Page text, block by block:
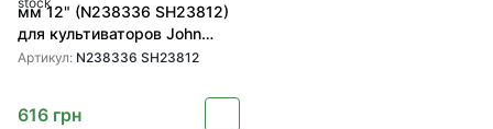
мм 12" (N238336 SH23812)
для культиваторов John
Deere от SHOUP
Артикул: N238336 SH23812
616 грн